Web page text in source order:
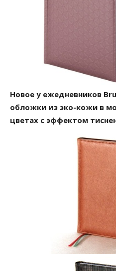
Новое у ежедневников
обложки из эко-кожи в
цветах с эффектом